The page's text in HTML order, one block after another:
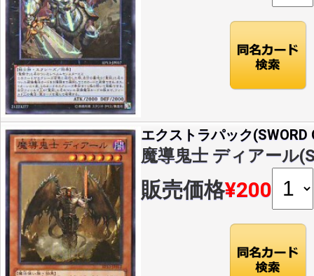
エクストラパック(SWORD
魔導鬼士 ディアール
販売価格¥200